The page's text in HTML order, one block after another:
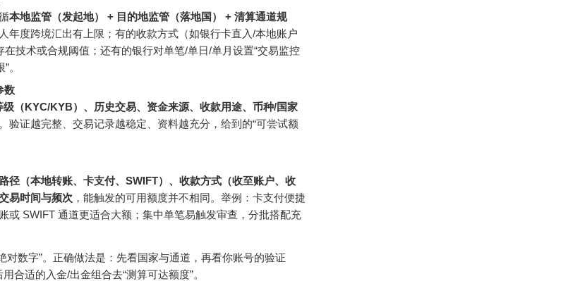
本地监管（发起地） + 目的地监管（落地国） + 清算通道规
年度跨境汇出有上限；有的收款方式（如银行卡直入/本地账户
在技术或合规阈值；还有的银行对单笔/单日/单月设置“交易监控
。
数
级（KYC/KYB）、历史交易、资金来源、收款用途、币种/国家
验证越完整、交易记录越稳定、资料越充分，给到的“可尝试额
径（本地转账、卡支付、SWIFT）、收款方式（收至账户、收
易时间与频次 ，能触发的可用额度并不相同。举例：卡支付便捷
或 SWIFT 通道更适合大额；集中单笔易触发审查，分批搭配充
对数字”。正确做法是：先看国家与通道，再看你账号的验证
合适的入金/出金组合去“测算可达额度”。